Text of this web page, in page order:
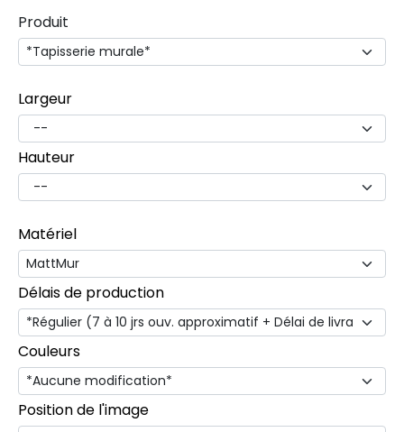
Produit
Largeur
Hauteur
Matériel
Délais de production
Couleurs
Position de l'image